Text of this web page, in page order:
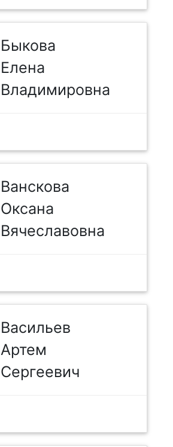
Быкова
Елена
Владимировна
Ванскова
Оксана
Вячеславовна
Васильев
Артем
Сергеевич